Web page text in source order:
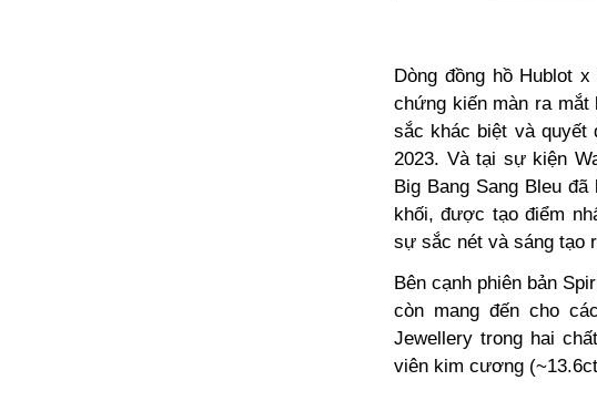
Dòng đồng hồ Hublot
chứng kiến màn ra mắt
sắc khác biệt và quyết
2023. Và tại sự kiện
Big Bang Sang Bleu
khối, được tạo điểm
sự sắc nét và sáng tạo
Bên cạnh phiên bản
còn mang đến cho
Jewellery trong hai
viên kim cương